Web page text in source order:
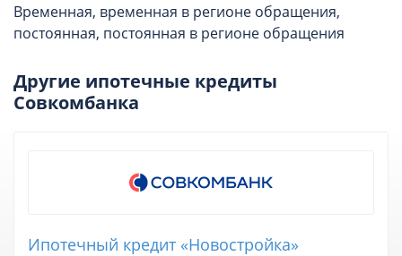
Временная, временная в регионе обращения,
постоянная, постоянная в регионе обращения
Другие ипотечные кредиты
Совкомбанка
Ипотечный кредит «Новостройка»